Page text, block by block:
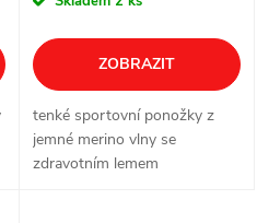
ZOBRAZIT
tenké sportovní ponožky z
jemné merino vlny se
zdravotním lemem